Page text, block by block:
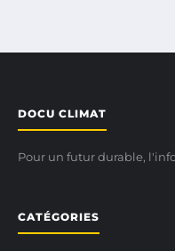
DOCU CLIMAT
Pour un futur durable,
CATÉGORIES